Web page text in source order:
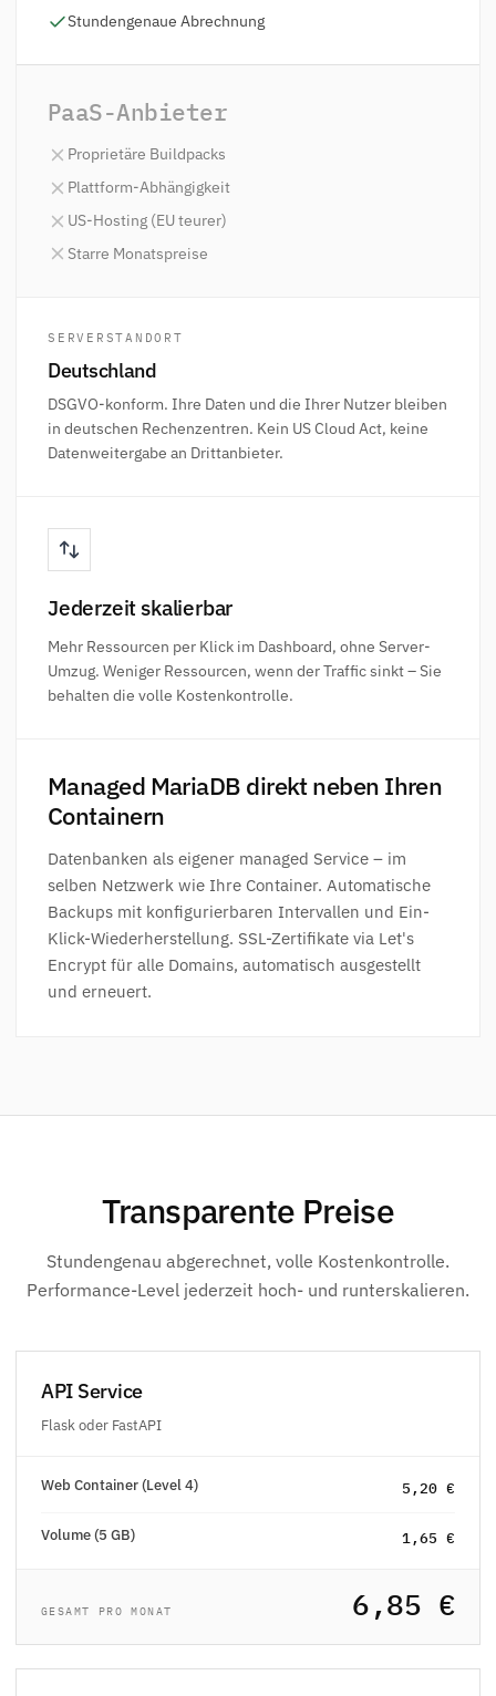
Stundengenaue Abrechnung
PaaS-Anbieter
Proprietäre Buildpacks
Plattform-Abhängigkeit
US-Hosting (EU teurer)
Starre Monatspreise
SERVERSTANDORT
Deutschland
DSGVO-konform. Ihre Daten und die Ihrer Nutzer bleiben
in deutschen Rechenzentren. Kein US Cloud Act, keine
Datenweitergabe an Drittanbieter.
Jederzeit skalierbar
Mehr Ressourcen per Klick im Dashboard, ohne Server-
Umzug. Weniger Ressourcen, wenn der Traffic sinkt – Sie
behalten die volle Kostenkontrolle.
Managed MariaDB direkt neben Ihren
Containern
Datenbanken als eigener managed Service – im
selben Netzwerk wie Ihre Container. Automatische
Backups mit konfigurierbaren Intervallen und Ein-
Klick-Wiederherstellung. SSL-Zertifikate via Let's
Encrypt für alle Domains, automatisch ausgestellt
und erneuert.
Transparente Preise
Stundengenau abgerechnet, volle Kostenkontrolle.
Performance-Level jederzeit hoch- und runterskalieren.
API Service
Flask oder FastAPI
Web Container (Level 4) 5,20 €
Volume (5 GB) 1,65 €
GESAMT PRO MONAT 6,85 €